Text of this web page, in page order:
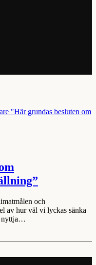
och
av hur väl vi lyckas sänka
nyttja…